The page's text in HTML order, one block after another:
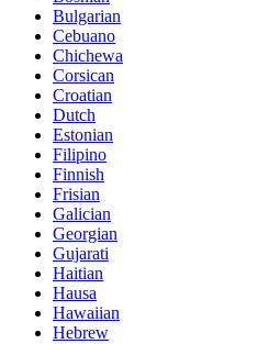
Bulgarian
Cebuano
Chichewa
Corsican
Croatian
Dutch
Estonian
Filipino
Finnish
Frisian
Galician
Georgian
Gujarati
Haitian
Hausa
Hawaiian
Hebrew